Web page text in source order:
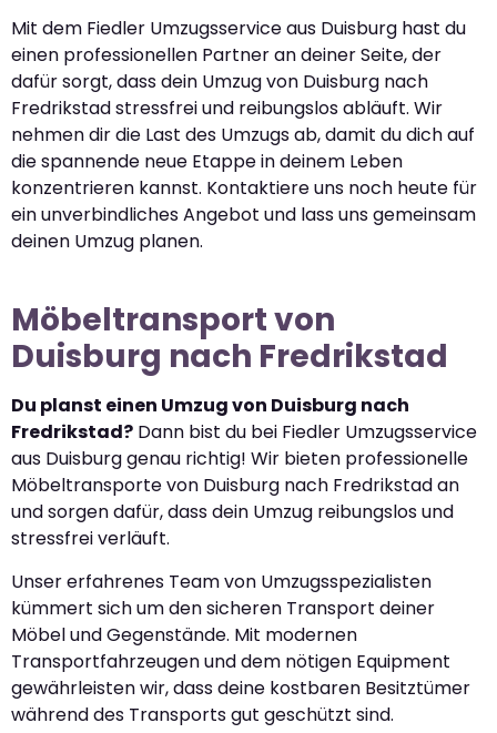
Mit dem Fiedler Umzugsservice aus Duisburg hast du
einen professionellen Partner an deiner Seite, der
dafür sorgt, dass dein Umzug von Duisburg nach
Fredrikstad stressfrei und reibungslos abläuft. Wir
nehmen dir die Last des Umzugs ab, damit du dich auf
die spannende neue Etappe in deinem Leben
konzentrieren kannst. Kontaktiere uns noch heute für
ein unverbindliches Angebot und lass uns gemeinsam
deinen Umzug planen.
Möbeltransport von
Duisburg nach Fredrikstad
Du planst einen Umzug von Duisburg nach
Fredrikstad? Dann bist du bei Fiedler Umzugsservice
aus Duisburg genau richtig! Wir bieten professionelle
Möbeltransporte von Duisburg nach Fredrikstad an
und sorgen dafür, dass dein Umzug reibungslos und
stressfrei verläuft.
Unser erfahrenes Team von Umzugsspezialisten
kümmert sich um den sicheren Transport deiner
Möbel und Gegenstände. Mit modernen
Transportfahrzeugen und dem nötigen Equipment
gewährleisten wir, dass deine kostbaren Besitztümer
während des Transports gut geschützt sind.